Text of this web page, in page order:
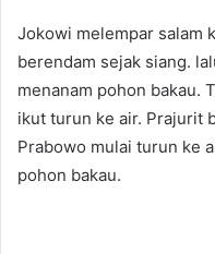
Jokowi melempar salam
berendam sejak siang.
menanam pohon bakau.
ikut turun ke air. Prajurit
Prabowo mulai turun ke
pohon bakau.